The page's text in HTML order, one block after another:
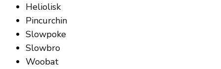
Heliolisk
Pincurchin
Slowpoke
Slowbro
Woobat